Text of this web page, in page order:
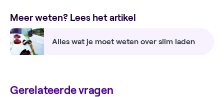
Meer weten? Lees het artikel
Alles wat je moet weten over slim laden
Gerelateerde vragen